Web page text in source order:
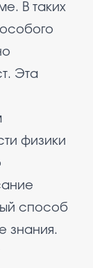
В таких
Эта
физики
способ
знания.